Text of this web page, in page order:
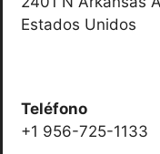
Estados Unidos
Teléfono
+1 956-725-1133